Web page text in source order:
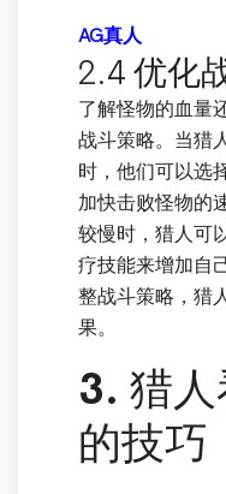
AG真人
2.4 优化
了解怪物的血量
战斗策略。当猎
时，他们可以选
加快击败怪物的
较慢时，猎人可
疗技能来增加自
整战斗策略，猎
果。
3. 猎
的技巧